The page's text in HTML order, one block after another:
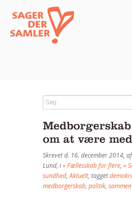
FORSKNING
om at være med
Skrevet d. 16. december 2014,
Lund, i» Fællesskab for flere, »
sundhed,Aktuelt, tagget
medborgerskab, politik,